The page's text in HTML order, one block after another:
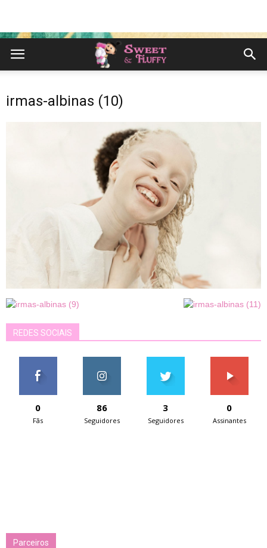
irmas-albinas (10)
REDES SOCIAIS
0
Fãs
86
Seguidores
3
Seguidores
0
Assinantes
Parceiros